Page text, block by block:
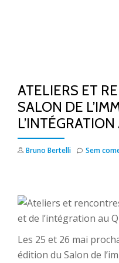
ATELIERS ET
SALON DE
Bruno Bertelli Sem
Les 25 et 26 mai
édition du Salon de